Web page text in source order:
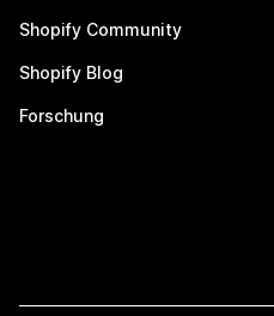
Shopify Community
Shopify Blog
Forschung